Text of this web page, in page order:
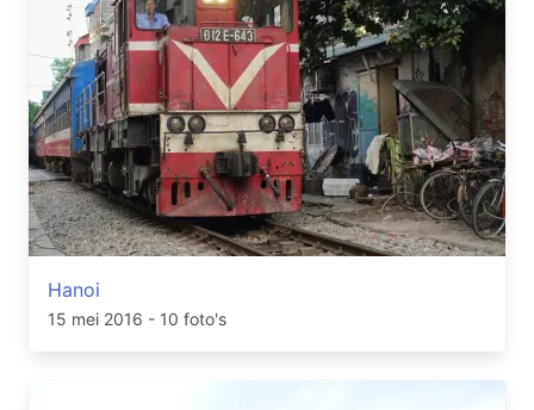
Hanoi
15 mei 2016 - 10 foto's